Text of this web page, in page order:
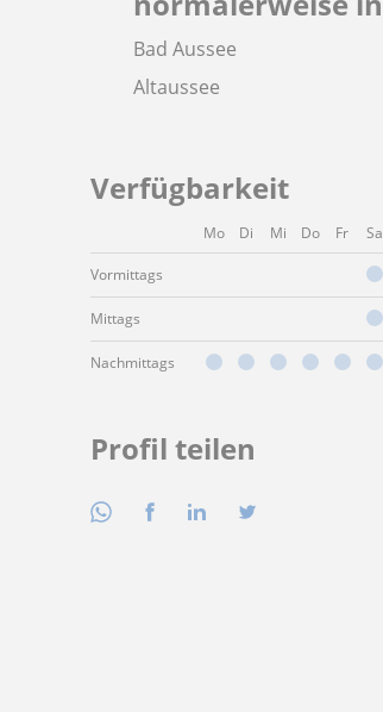
Bad Aussee
Altaussee
Verfügbarkeit
Mo Di Mi Do Fr Sa
Vormittags
Mittags
Nachmittags
Profil teilen